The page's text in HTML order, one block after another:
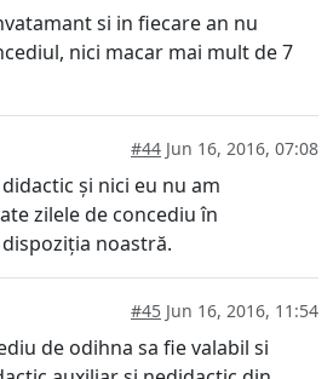
si in fiecare an nu
nici macar mai mult de 7
#44 Jun 16, 2016, 07:08
și nici eu nu am
zilele de concediu în
noastră.
#45 Jun 16, 2016, 11:54
de odihna sa fie valabil si